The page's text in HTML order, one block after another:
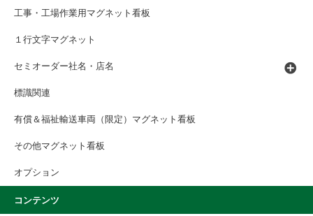
工事・工場作業用マグネット看板
１行文字マグネット
セミオーダー社名・店名
標識関連
有償＆福祉輸送車両（限定）マグネット看板
その他マグネット看板
オプション
コンテンツ